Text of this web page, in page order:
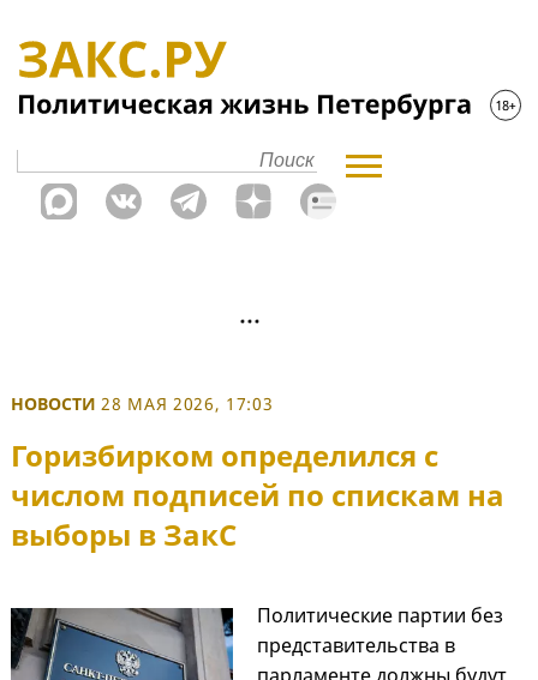
НОВОСТИ 28 МАЯ 2026, 17:03
Горизбирком определился с
числом подписей по спискам на
выборы в ЗакС
Политические партии без
представительства в